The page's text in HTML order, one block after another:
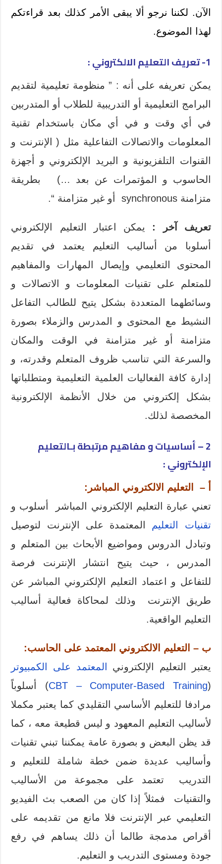
الآن. لكننا نرجو ألا يبقى الأمر كذلك بعد قراءتكم
لهذا الموضوع.
1- تعريف التعليم الالكتروني :
يمكن تعريفه على أنه : ” منظومة تعليمية لتقديم
البرامج التعليمية أو التدريبية للطلاب أو المتدربين
في أي وقت و في أي مكان باستخدام تقنية
المعلومات والاتصالات التفاعلية مثل ( الإنترنت و
القنوات التلفزيونية و البريد الإلكتروني و أجهزة
الحاسوب و المؤتمرات عن بعد …) بطريقة
متزامنة synchronous أو غير متزامنة “.
تعريف آخر : يمكن اعتبار التعليم الإلكتروني
أسلوبا من أساليب التعليم يعتمد في تقديم
المحتوى التعليمي وإيصال المهارات والمفاهيم
للمتعلم على تقنيات المعلومات و الاتصالات و
وسائطهما المتعددة بشكل يتيح للطالب التفاعل
النشيط مع المحتوى و المدرس والزملاء بصورة
متزامنة أو غير متزامنة في الوقت والمكان
والسرعة التي تناسب ظروف المتعلم وقدرته، و
إدارة كافة الفعاليات العلمية التعليمية ومتطلباتها
بشكل إلكتروني من خلال الأنظمة الإلكترونية
المخصصة لذلك.
2 – أساسيات و مفاهيم مرتبطة بـالتعليم
الإلكتروني :
أ – التعليم الالكتروني المباشر:
تعني عبارة التعليم الإلكتروني المباشر أسلوب و
تقنيات التعليم المعتمدة على الإنترنت لتوصيل
وتبادل الدروس ومواضيع الأبحاث بين المتعلم و
المدرس ، حيث يتيح انتشار الإنترنت فرصة
للتفاعل و اعتماد التعليم الإلكتروني المباشر عن
طريق الإنترنت وذلك لمحاكاة فعالية أساليب
التعليم الواقعية.
ب – التعليم الالكتروني المعتمد على الحاسب:
يعتبر التعليم الإلكتروني
المعتمد على الكمبيوتر
(
CBT – Computer-Based Training) أسلوباً
مرادفا للتعليم الأساسي التقليدي كما يعتبر مكملا
لأساليب التعليم المعهود و ليس قطيعة معه ، كما
قد يظن البعض و بصورة عامة يمكننا تبني تقنيات
وأساليب عديدة ضمن خطة شاملة للتعليم و
التدريب تعتمد على مجموعة من الأساليب
والتقنيات فمثلاً إذا كان من الصعب بث الفيديو
التعليمي عبر الإنترنت فلا مانع من تقديمه على
أقراص مدمجة طالما أن ذلك يساهم في رفع
جودة ومستوى التدريب و التعليم.